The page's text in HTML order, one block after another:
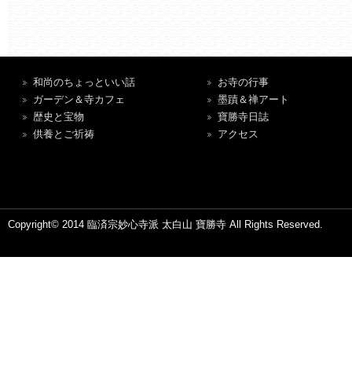
和尚のちょっといい話
ガーデン＆寺カフェ
歴史と宝物
供養とご祈祷
お寺の行事
墨蹟＆禅アート
寶勝寺日誌
アクセス
Copyright© 2014 臨済宗妙心寺派 太白山 寶勝寺 All Rights Reserved.